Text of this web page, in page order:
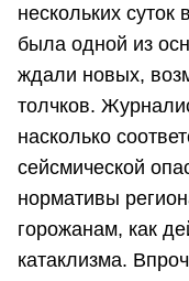
нескольких суток
была одной из
ждали новых,
толчков.
насколько
сейсмической
нормативы
горожанам, как
катаклизма.